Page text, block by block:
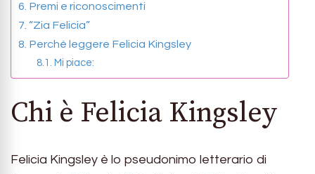
Premi e riconoscimenti
“Zia Felicia”
Perché leggere Felicia Kingsley
Mi piace:
Chi è Felicia Kingsley
Felicia Kingsley è lo pseudonimo letterario di